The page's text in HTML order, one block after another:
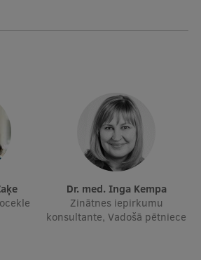
programmas
Dr. med. Inga Kempa
Zinātnes iepirkumu
konsultante, Vadošā pētniece